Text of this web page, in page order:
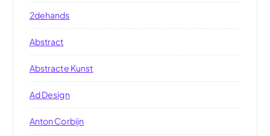
2dehands
Abstract
Abstracte Kunst
Ad Design
Anton Corbijn